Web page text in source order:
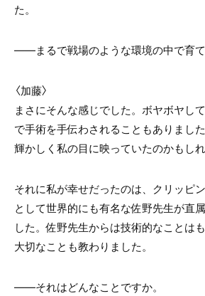
た。
――まるで戦場のような環境の中で育て
〈加藤〉
まさにそんな感じでした。ボヤボヤし
で手術を手伝わされることもありまし
輝かしく私の目に映っていたのかもしれ
それに私が幸せだったのは、クリッピ
として世界的にも有名な佐野先生が直
した。佐野先生からは技術的なことは
大切なことも教わりました。
――それはどんなことですか。